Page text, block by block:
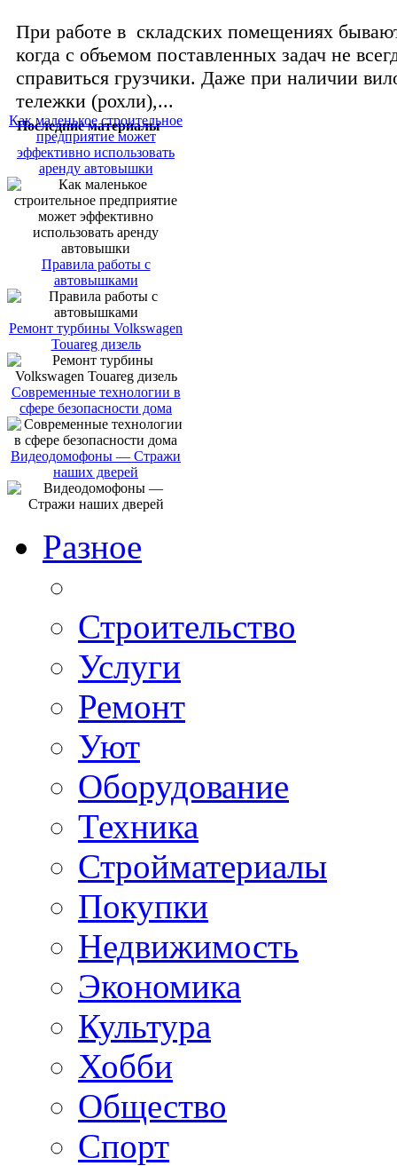
При работе в складских помещениях
когда с объемом поставленных задач не
справиться грузчики. Даже при наличии
тележки (рохли),...
Последние материалы
Как маленькое строительное
предприятие может
эффективно использовать
аренду автовышки
Правила работы с
автовышками
Ремонт турбины Volkswagen
Touareg дизель
Современные технологии в
сфере безопасности дома
Видеодомофоны — Стражи
наших дверей
Разное
Строительство
Услуги
Ремонт
Уют
Оборудование
Техника
Стройматериалы
Покупки
Недвижимость
Экономика
Культура
Хобби
Общество
Спорт